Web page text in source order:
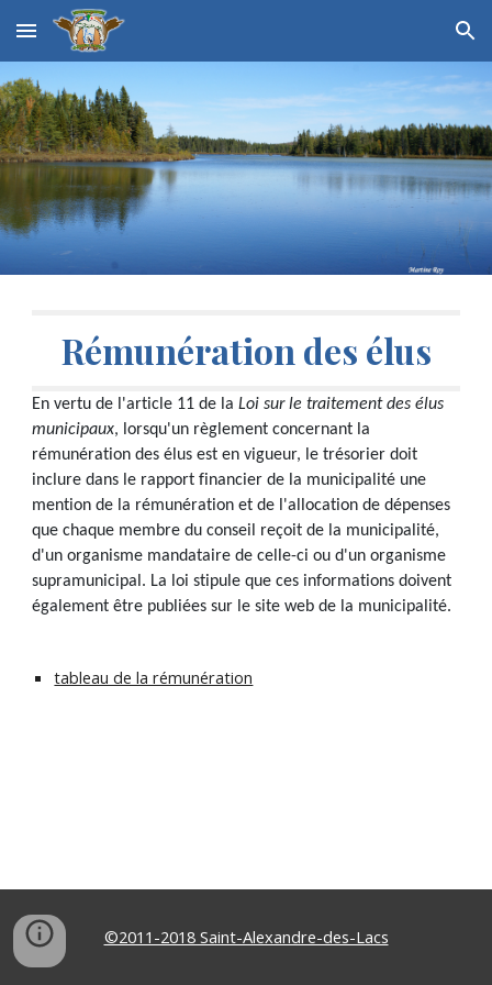
Skip to main content Skip to navigation
Rémunération des élus
En vertu de l'article 11 de laLoi sur le traitement des élus
municipaux, lorsqu'un règlement concernant la
rémunération des élus est en vigueur, le trésorier doit
inclure dans le rapport financier de la municipalité une
mention de la rémunération et de l'allocation de dépenses
que chaque membre du conseil reçoit de la municipalité,
d'un organisme mandataire de celle-ci ou d'un organisme
supramunicipal. La loi stipule que ces informations doivent
également être publiées sur le site web de la municipalité.
tableau de la rémunération
©2011-2018 Saint-Alexandre-des-Lacs